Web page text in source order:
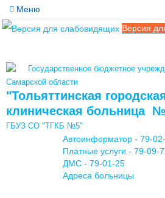
Версия
Меню
Службы
Обратная связь
Мы в соцсетях
Государственное бюджетное
Самарской области
"Тольяттинская
клиническая больница
ГБУЗ СО "ТГКБ №5"
Автоинформатор - 79-
Платные услуги - 79-09-
ДМС - 79-01-25
Адреса больницы